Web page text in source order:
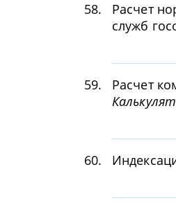
58.
Расчет
служб
59.
Расчет
60.